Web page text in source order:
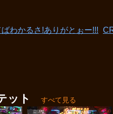
わかるさ!ありがとぉー!!!
ット
すべて見る